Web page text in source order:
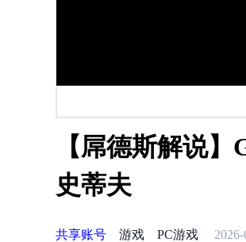
【屌德斯解说
史蒂夫
共享账号 游戏 PC游戏